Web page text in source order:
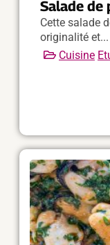
Salade de
Cette salade
originalité et...
Cuisine